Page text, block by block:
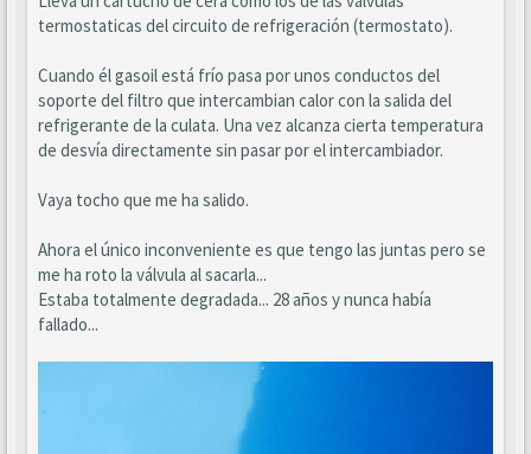
termostaticas del circuito de refrigeración (termostato).
Cuando él gasoil está frío pasa por unos conductos del
soporte del filtro que intercambian calor con la salida del
refrigerante de la culata. Una vez alcanza cierta temperatura
de desvía directamente sin pasar por el intercambiador.
Vaya tocho que me ha salido.
Ahora el único inconveniente es que tengo las juntas pero se
me ha roto la válvula al sacarla...
Estaba totalmente degradada... 28 años y nunca había
fallado...